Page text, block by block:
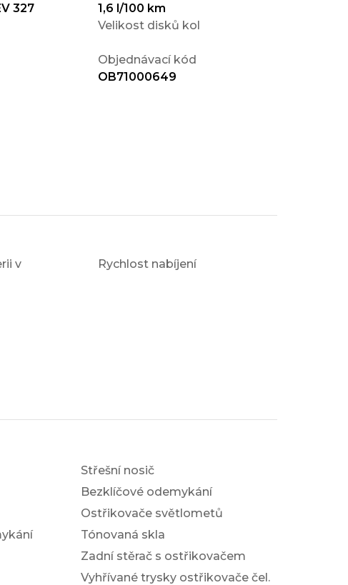
327
1,6 l/100 km
Velikost disků kol
Objednávací kód
OB71000649
v
Rychlost nabíjení
Střešní nosič
Bezklíčové odemykání
Ostřikovače světlometů
Tónovaná skla
Zadní stěrač s ostřikovačem
Vyhřívané trysky ostřikovače čel.